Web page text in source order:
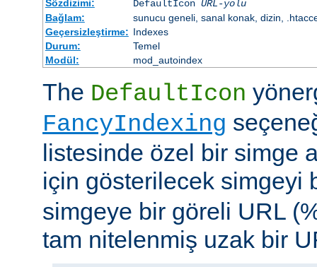
Sözdizimi:
DefaultIcon URL-yolu
Bağlam:
sunucu geneli, sanal konak, dizin,
Geçersizleştirme: Indexes
Durum:
Temel
Modül:
mod_autoindex
The DefaultIcon
FancyIndexing
listesinde özel bir simge
için gösterilecek simgeyi
simgeye bir göreli URL
tam nitelenmiş uzak bir